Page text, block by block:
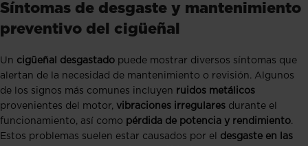
Síntomas de desgaste y mantenimiento
preventivo del cigüeñal
Un cigüeñal desgastado puede mostrar diversos síntomas que
alertan de la necesidad de mantenimiento o revisión. Algunos
de los signos más comunes incluyen ruidos metálicos
provenientes del motor, vibraciones irregulares durante el
funcionamiento, así como pérdida de potencia y rendimiento.
Estos problemas suelen estar causados por el desgaste en las